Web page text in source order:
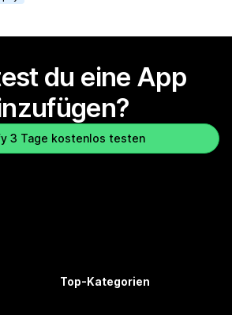
du eine App
3 Tage kostenlos testen
Top-Kategorien